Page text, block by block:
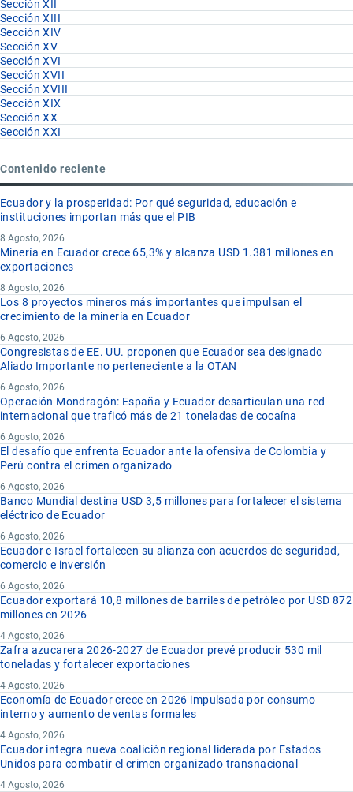
Sección XII
Sección XIII
Sección XIV
Sección XV
Sección XVI
Sección XVII
Sección XVIII
Sección XIX
Sección XX
Sección XXI
Contenido reciente
Ecuador y la prosperidad: Por qué seguridad, educación e
instituciones importan más que el PIB
8 Agosto, 2026
Minería en Ecuador crece 65,3% y alcanza USD 1.381 millones en
exportaciones
8 Agosto, 2026
Los 8 proyectos mineros más importantes que impulsan el
crecimiento de la minería en Ecuador
6 Agosto, 2026
Congresistas de EE. UU. proponen que Ecuador sea designado
Aliado Importante no perteneciente a la OTAN
6 Agosto, 2026
Operación Mondragón: España y Ecuador desarticulan una red
internacional que traficó más de 21 toneladas de cocaína
6 Agosto, 2026
El desafío que enfrenta Ecuador ante la ofensiva de Colombia y
Perú contra el crimen organizado
6 Agosto, 2026
Banco Mundial destina USD 3,5 millones para fortalecer el sistema
eléctrico de Ecuador
6 Agosto, 2026
Ecuador e Israel fortalecen su alianza con acuerdos de seguridad,
comercio e inversión
6 Agosto, 2026
Ecuador exportará 10,8 millones de barriles de petróleo por USD 872
millones en 2026
4 Agosto, 2026
Zafra azucarera 2026-2027 de Ecuador prevé producir 530 mil
toneladas y fortalecer exportaciones
4 Agosto, 2026
Economía de Ecuador crece en 2026 impulsada por consumo
interno y aumento de ventas formales
4 Agosto, 2026
Ecuador integra nueva coalición regional liderada por Estados
Unidos para combatir el crimen organizado transnacional
4 Agosto, 2026